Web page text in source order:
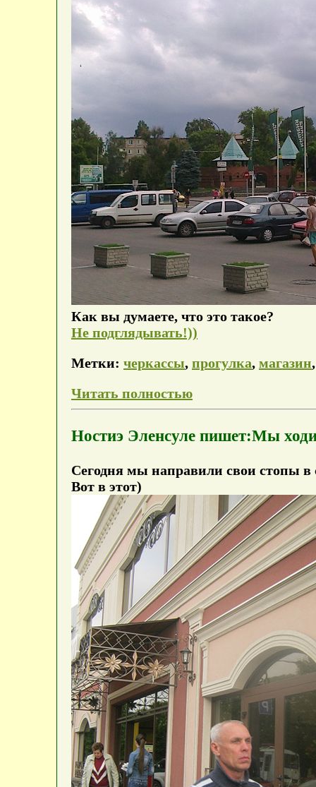
Как вы думаете, что это такое?
Не подглядывать!))
Метки: черкассы, прогулка, магазин
Читать полностью
Ностиэ Эленсуле пишет:Мы
Сегодня мы направили свои стопы в
Вот в этот)